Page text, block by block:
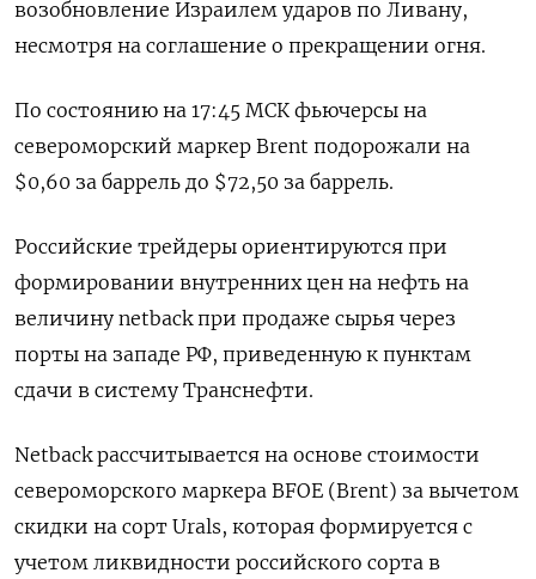
возобновление Израилем ударов по Ливану,
несмотря на соглашение о прекращении огня.
По состоянию на 17:45 МСК фьючерсы на
североморский маркер Brent подорожали на
$0,60 за баррель до $72,50 за баррель.
Российские трейдеры ориентируются при
формировании внутренних цен на нефть на
величину netback при продаже сырья через
порты на западе РФ, приведенную к пунктам
сдачи в систему Транснефти.
Netback рассчитывается на основе стоимости
североморского маркера BFOE (Brent) за вычетом
скидки на сорт Urals, которая формируется с
учетом ликвидности российского сорта в